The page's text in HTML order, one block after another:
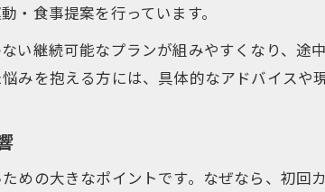
・食事提案を行っています。
い継続可能なプランが組みやすくなり、途
みを抱える方には、具体的なアドバイスや
めの大きなポイントです。なぜなら、初回